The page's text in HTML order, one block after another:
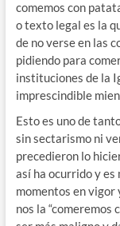
comemos con
o texto legal es la
de no verse en las
pidiendo para
instituciones de la
imprescindible
Esto es uno de
sin sectarismo ni
precedieron lo
así ha ocurrido y es
momentos en vigor
nos la “comeremos